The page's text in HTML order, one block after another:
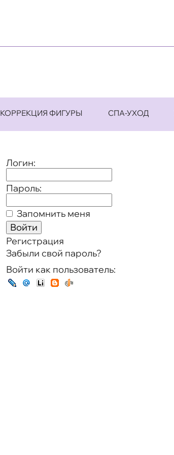
КОРРЕКЦИЯ ФИГУРЫ СПА-УХОД
Логин:
Пароль:
Запомнить меня
Регистрация
Забыли свой пароль?
Войти как пользователь: